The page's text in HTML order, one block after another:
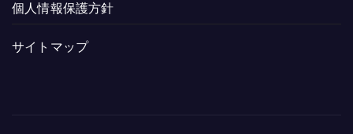
個人情報保護方針
サイトマップ